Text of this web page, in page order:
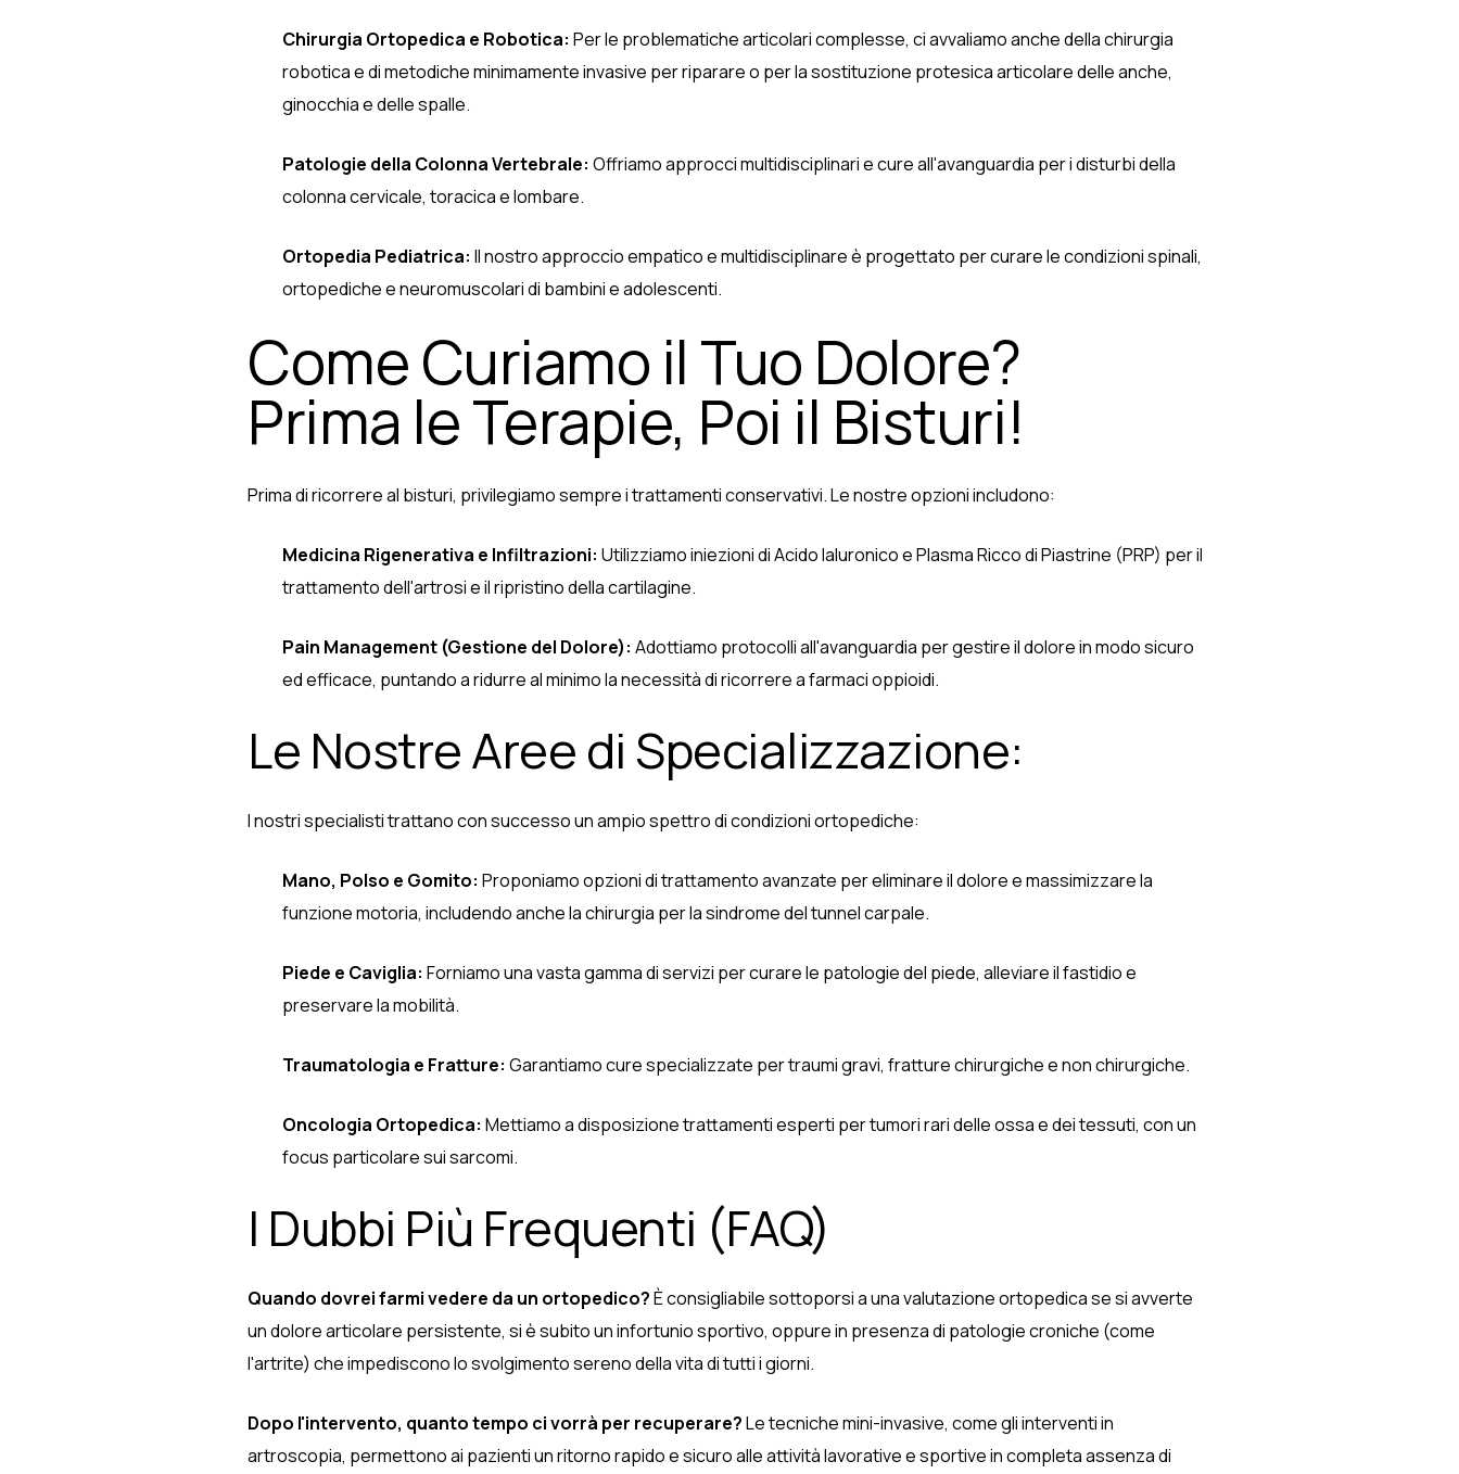
Chirurgia Ortopedica e Robotica: Per le problematiche articolari complesse, ci avvaliamo anche della chirurgia
robotica e di metodiche minimamente invasive per riparare o per la sostituzione protesica articolare delle anche,
ginocchia e delle spalle.
Patologie della Colonna Vertebrale: Offriamo approcci multidisciplinari e cure all'avanguardia per i disturbi della
colonna cervicale, toracica e lombare.
Ortopedia Pediatrica: Il nostro approccio empatico e multidisciplinare è progettato per curare le condizioni spinali,
ortopediche e neuromuscolari di bambini e adolescenti.
Come Curiamo il Tuo Dolore?
Prima le Terapie, Poi il Bisturi!
Prima di ricorrere al bisturi, privilegiamo sempre i trattamenti conservativi. Le nostre opzioni includono:
Medicina Rigenerativa e Infiltrazioni: Utilizziamo iniezioni di Acido Ialuronico e Plasma Ricco di Piastrine (PRP) per il
trattamento dell'artrosi e il ripristino della cartilagine.
Pain Management (Gestione del Dolore): Adottiamo protocolli all'avanguardia per gestire il dolore in modo sicuro
ed efficace, puntando a ridurre al minimo la necessità di ricorrere a farmaci oppioidi.
Le Nostre Aree di Specializzazione:
I nostri specialisti trattano con successo un ampio spettro di condizioni ortopediche:
Mano, Polso e Gomito: Proponiamo opzioni di trattamento avanzate per eliminare il dolore e massimizzare la
funzione motoria, includendo anche la chirurgia per la sindrome del tunnel carpale.
Piede e Caviglia: Forniamo una vasta gamma di servizi per curare le patologie del piede, alleviare il fastidio e
preservare la mobilità.
Traumatologia e Fratture: Garantiamo cure specializzate per traumi gravi, fratture chirurgiche e non chirurgiche.
Oncologia Ortopedica: Mettiamo a disposizione trattamenti esperti per tumori rari delle ossa e dei tessuti, con un
focus particolare sui sarcomi.
I Dubbi Più Frequenti (FAQ)
Quando dovrei farmi vedere da un ortopedico?È consigliabile sottoporsi a una valutazione ortopedica se si avverte
un dolore articolare persistente, si è subito un infortunio sportivo, oppure in presenza di patologie croniche (come
l'artrite) che impediscono lo svolgimento sereno della vita di tutti i giorni.
Dopo l'intervento, quanto tempo ci vorrà per recuperare?Le tecniche mini-invasive, come gli interventi in
artroscopia, permettono ai pazienti un ritorno rapido e sicuro alle attività lavorative e sportive in completa assenza di